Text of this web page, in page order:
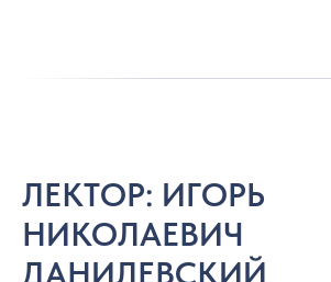
ЛЕКТОР: ИГОРЬ
НИКОЛАЕВИЧ
ДАНИЛЕВСКИЙ